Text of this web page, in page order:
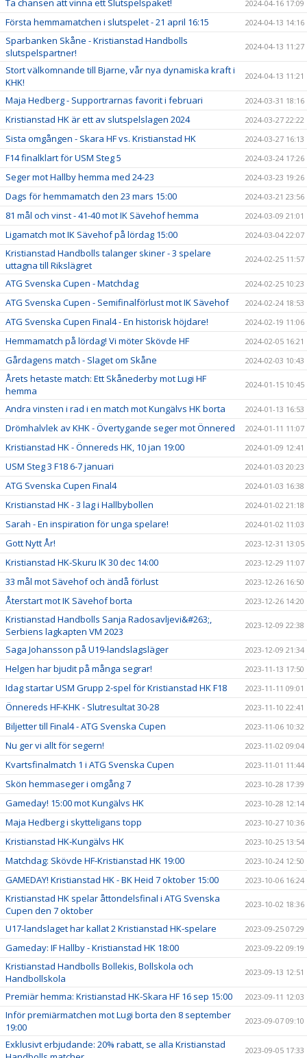
Ta chansen att vinna ett Slutspelspaket! 2024-04-16 17:09
Första hemmamatchen i slutspelet - 21 april 16:15 2024-04-13 14:16
Sparbanken Skåne - Kristianstad Handbolls
slutspelspartner!
2024-04-13 11:27
Stort välkomnande till Bjarne, vår nya dynamiska kraft i
KHK!
2024-04-13 11:21
Maja Hedberg - Supportrarnas favorit i februari 2024-03-31 18:16
Kristianstad HK är ett av slutspelslagen 2024 2024-03-27 22:22
Sista omgången - Skara HF vs. Kristianstad HK 2024-03-27 16:13
F14 finalklart för USM Steg 5 2024-03-24 17:26
Seger mot Hallby hemma med 24-23 2024-03-23 19:26
Dags för hemmamatch den 23 mars 15:00 2024-03-21 23:56
81 mål och vinst - 41-40 mot IK Sävehof hemma 2024-03-09 21:01
Ligamatch mot IK Sävehof på lördag 15:00 2024-03-04 22:07
Kristianstad Handbolls talanger skiner - 3 spelare
uttagna till Rikslägret
2024-02-25 11:57
ATG Svenska Cupen - Matchdag 2024-02-25 10:23
ATG Svenska Cupen - Semifinalförlust mot IK Sävehof 2024-02-24 18:53
ATG Svenska Cupen Final4 - En historisk höjdare! 2024-02-19 11:06
Hemmamatch på lördag! Vi möter Skövde HF 2024-02-05 16:21
Gårdagens match - Slaget om Skåne 2024-02-03 10:43
Årets hetaste match: Ett Skånederby mot Lugi HF
hemma
2024-01-15 10:45
Andra vinsten i rad i en match mot Kungälvs HK borta 2024-01-13 16:53
Drömhalvlek av KHK - Övertygande seger mot Önnered 2024-01-11 11:07
Kristianstad HK - Önnereds HK, 10 jan 19:00 2024-01-09 12:41
USM Steg 3 F18 6-7 januari 2024-01-03 20:23
ATG Svenska Cupen Final4 2024-01-03 16:38
Kristianstad HK - 3 lag i Hallbybollen 2024-01-02 21:18
Sarah - En inspiration för unga spelare! 2024-01-02 11:03
Gott Nytt År! 2023-12-31 13:05
Kristianstad HK-Skuru IK 30 dec 14:00 2023-12-29 11:07
33 mål mot Sävehof och ändå förlust 2023-12-26 16:50
Återstart mot IK Sävehof borta 2023-12-26 14:20
Kristianstad Handbolls Sanja Radosavljevi&#263;,
Serbiens lagkapten VM 2023
2023-12-09 22:38
Saga Johansson på U19-landslagsläger 2023-12-09 21:34
Helgen har bjudit på många segrar! 2023-11-13 17:50
Idag startar USM Grupp 2-spel för Kristianstad HK F18 2023-11-11 09:01
Önnereds HF-KHK - Slutresultat 30-28 2023-11-10 22:41
Biljetter till Final4 - ATG Svenska Cupen 2023-11-06 10:32
Nu ger vi allt för segern! 2023-11-02 09:04
Kvartsfinalmatch 1 i ATG Svenska Cupen 2023-11-01 11:44
Skön hemmaseger i omgång 7 2023-10-28 17:39
Gameday! 15:00 mot Kungälvs HK 2023-10-28 12:14
Maja Hedberg i skytteligans topp 2023-10-27 10:36
Kristianstad HK-Kungälvs HK 2023-10-25 13:54
Matchdag: Skövde HF-Kristianstad HK 19:00 2023-10-24 12:50
GAMEDAY! Kristianstad HK - BK Heid 7 oktober 15:00 2023-10-06 16:24
Kristianstad HK spelar åttondelsfinal i ATG Svenska
Cupen den 7 oktober
2023-10-02 18:36
U17-landslaget har kallat 2 Kristianstad HK-spelare 2023-09-25 07:29
Gameday: IF Hallby - Kristianstad HK 18:00 2023-09-22 09:19
Kristianstad Handbolls Bollekis, Bollskola och
Handbollskola
2023-09-13 12:51
Premiär hemma: Kristianstad HK-Skara HF 16 sep 15:00 2023-09-11 12:03
Inför premiärmatchen mot Lugi borta den 8 september
19:00
2023-09-07 09:10
Exklusivt erbjudande: 20% rabatt, se alla Kristianstad
2023-09-05 17:33